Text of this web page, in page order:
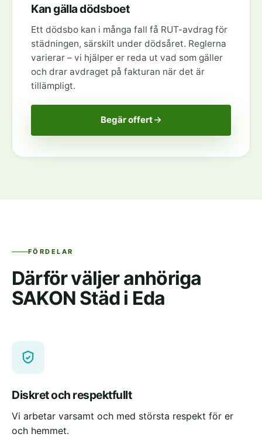
Kan gälla dödsboet
Ett dödsbo kan i många fall få RUT-avdrag för
städningen, särskilt under dödsåret. Reglerna
varierar – vi hjälper er reda ut vad som gäller
och drar avdraget på fakturan när det är
tillämpligt.
Begär offert
FÖRDELAR
Därför väljer anhöriga
SAKON Städ i Eda
Diskret och respektfullt
Vi arbetar varsamt och med största respekt för er
och hemmet.